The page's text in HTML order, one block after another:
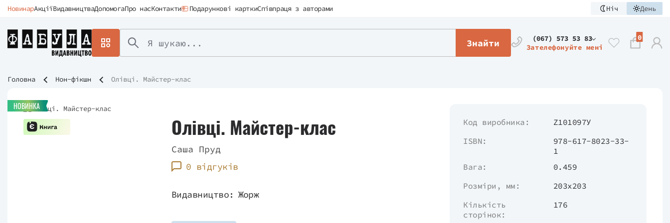
НовинарАкціїВидавництваДопомогаПро насКонтакти Подарункові карткиСпівпраця з авторами Ніч День
Знайти
(067) 573 53 83
Зателефонуйте мені
0
Головна Нон-фікшн Олівці. Майстер-клас
НОВИНКА
Олівці. Майстер-клас
Саша Пруд
0 відгуків
Видавництво: Жорж
Код виробника:
Z101097У
ISBN:
978-617-8023-33-
1
Вага:
0.459
Розміри, мм:
203х203
Кількість
сторінок:
176